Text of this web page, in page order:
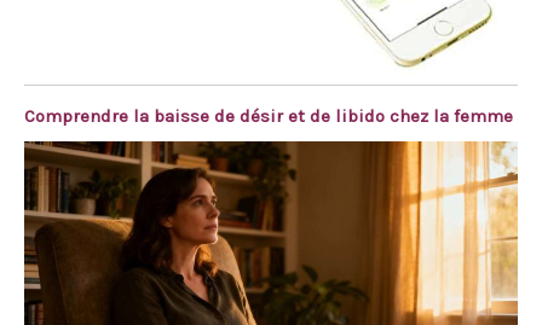
Comprendre la baisse de désir et de libido chez la femme